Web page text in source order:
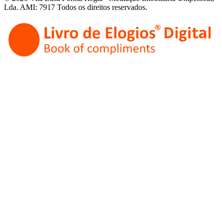
Lda. AMI: 7917 Todos os direitos reservados.